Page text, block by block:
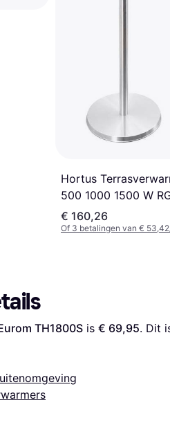
Hortus
500 1000 1500 W
Zwart
€ 160,26
Of 3 betalingen van €
TH1800S is € 69,95. Dit